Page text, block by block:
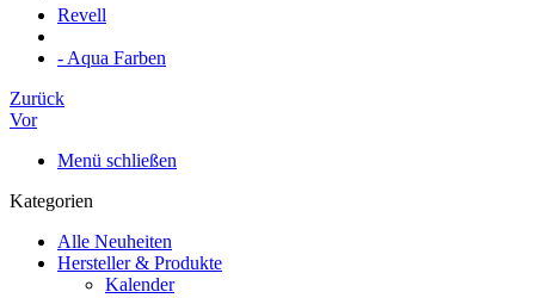
Revell
- Aqua Farben
Zurück
Vor
Menü schließen
Kategorien
Alle Neuheiten
Hersteller & Produkte
Kalender